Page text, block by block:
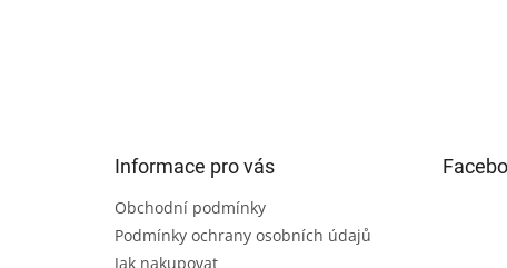
Informace pro vás
Obchodní podmínky
Podmínky ochrany osobních údajů
Jak nakupovat